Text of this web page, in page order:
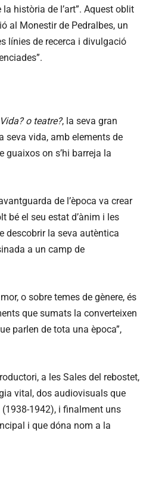
història de l’art”. Aquest oblit
al Monestir de Pedralbes, un
línies de recerca i divulgació
Vida? o teatre?, la seva gran
seva vida, amb elements de
guaixos on s’hi barreja la
de l’època va crear
bé el seu estat d’ànim i les
descobrir la seva autèntica
a un camp de
o sobre temes de gènere, és
que sumats la converteixen
parlen de tota una època”,
a les Sales del rebostet,
vital, dos audiovisuals que
1942), i finalment uns
i que dóna nom a la